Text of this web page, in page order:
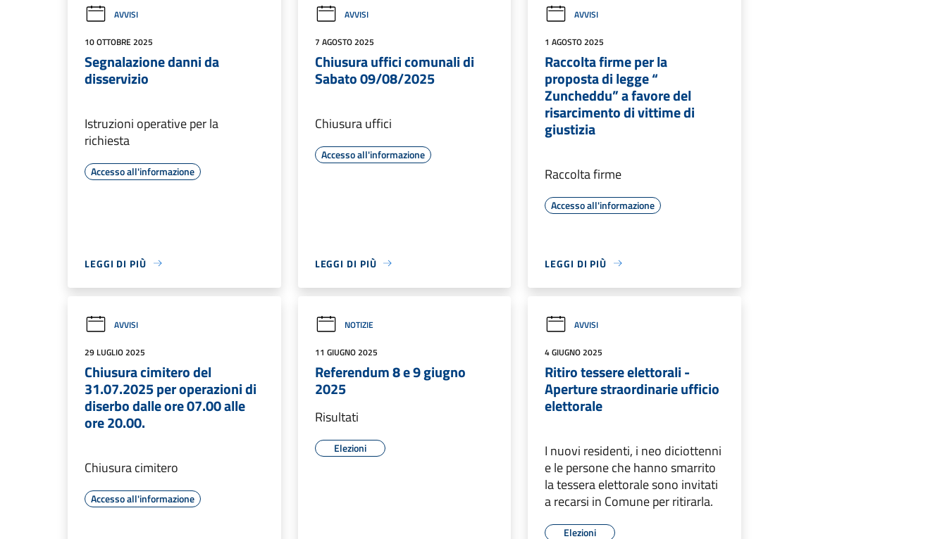
AVVISI
10 OTTOBRE 2025
Segnalazione danni da
disservizio
Istruzioni operative per la
richiesta
Accesso all'informazione
LEGGI DI PIÙ
AVVISI
7 AGOSTO 2025
Chiusura uffici comunali di
Sabato 09/08/2025
Chiusura uffici
Accesso all'informazione
LEGGI DI PIÙ
AVVISI
1 AGOSTO 2025
Raccolta firme per la
proposta di legge “
Zuncheddu” a favore del
risarcimento di vittime di
giustizia
Raccolta firme
Accesso all'informazione
LEGGI DI PIÙ
AVVISI
29 LUGLIO 2025
Chiusura cimitero del
31.07.2025 per operazioni di
diserbo dalle ore 07.00 alle
ore 20.00.
Chiusura cimitero
Accesso all'informazione
NOTIZIE
11 GIUGNO 2025
Referendum 8 e 9 giugno
2025
Risultati
Elezioni
AVVISI
4 GIUGNO 2025
Ritiro tessere elettorali -
Aperture straordinarie ufficio
elettorale
I nuovi residenti, i neo diciottenni
e le persone che hanno smarrito
la tessera elettorale sono invitati
a recarsi in Comune per ritirarla.
Elezioni